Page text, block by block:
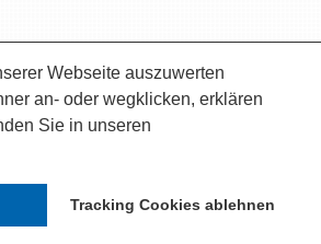
Webseite auszuwerten
an- oder wegklicken, erklären
Sie in unseren
Tracking Cookies ablehnen
404-0